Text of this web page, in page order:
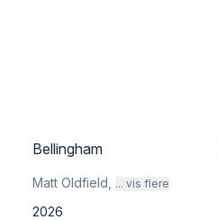
Bellingham
Matt Oldfield ... vis flere
2026